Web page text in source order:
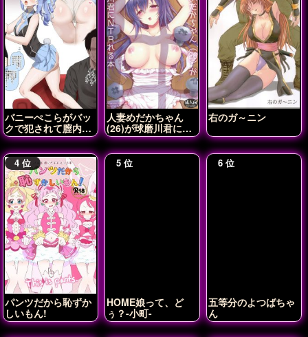
バニーぺこらがバッ
クで犯されて膣内射
精されちゃう♡
人妻めだかちゃん
(26)が球磨川君に
NTRれる本
右のガ～ニン
パンツだから恥ずか
しいもん!
HOME娘って、ど
ぅ？-小町-
五等分のよつばちゃ
ん